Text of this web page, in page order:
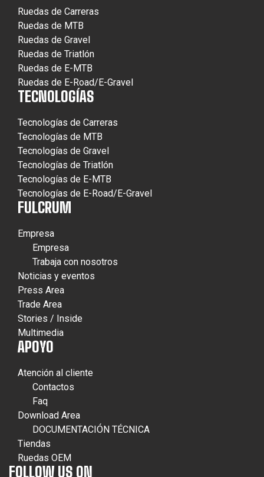
Ruedas de Carreras
Ruedas de MTB
Ruedas de Gravel
Ruedas de Triatlón
Ruedas de E-MTB
Ruedas de E-Road/E-Gravel
TECNOLOGÍAS
Tecnologías de Carreras
Tecnologías de MTB
Tecnologías de Gravel
Tecnologías de Triatlón
Tecnologías de E-MTB
Tecnologías de E-Road/E-Gravel
FULCRUM
Empresa
Empresa
Trabaja con nosotros
Noticias y eventos
Press Area
Trade Area
Stories / Inside
Multimedia
APOYO
Atención al cliente
Contactos
Faq
Download Area
DOCUMENTACIÓN TÉCNICA
Tiendas
Ruedas OEM
FOLLOW US ON